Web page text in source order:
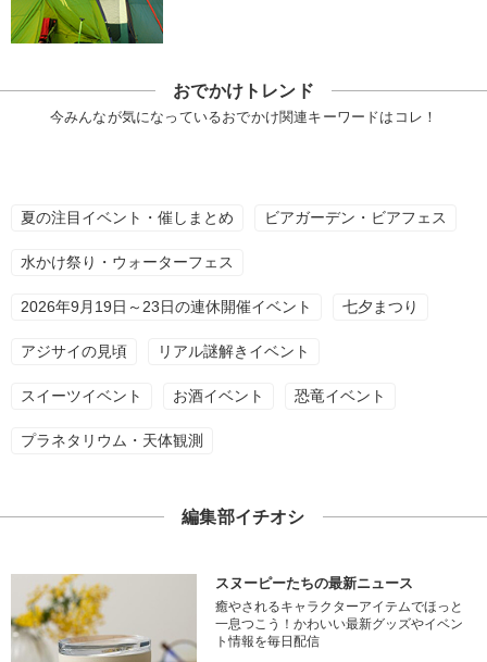
おでかけトレンド
今みんなが気になっているおでかけ関連キーワードはコレ！
夏の注目イベント・催しまとめ ビアガーデン・ビアフェス
水かけ祭り・ウォーターフェス
2026年9月19日～23日の連休開催イベント 七夕まつり
アジサイの見頃 リアル謎解きイベント
スイーツイベント お酒イベント 恐竜イベント
プラネタリウム・天体観測
編集部イチオシ
スヌーピーたちの最新ニュース
癒やされるキャラクターアイテムでほっと
一息つこう！かわいい最新グッズやイベン
ト情報を毎日配信